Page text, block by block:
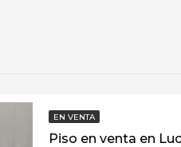
EN VENTA
Piso en venta en